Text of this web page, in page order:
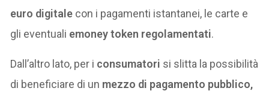
euro digitale con i pagamenti istantanei, le carte e
gli eventuali emoney token regolamentati.
Dall’altro lato, per i consumatori si slitta la possibilità
di beneficiare di un mezzo di pagamento pubblico,